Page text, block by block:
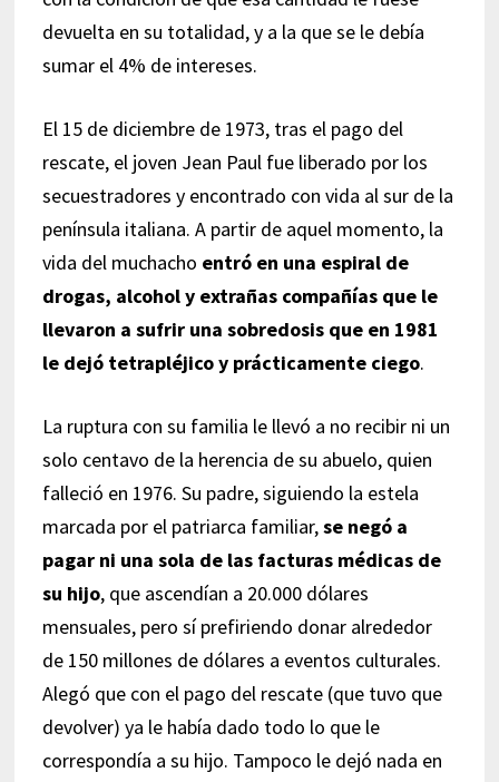
devuelta en su totalidad, y a la que se le debía
sumar el 4% de intereses.
El 15 de diciembre de 1973, tras el pago del
rescate, el joven Jean Paul fue liberado por los
secuestradores y encontrado con vida al sur de la
península italiana. A partir de aquel momento, la
vida del muchacho entró en una espiral de
drogas, alcohol y extrañas compañías que le
llevaron a sufrir una sobredosis que en 1981
le dejó tetrapléjico y prácticamente ciego.
La ruptura con su familia le llevó a no recibir ni un
solo centavo de la herencia de su abuelo, quien
falleció en 1976. Su padre, siguiendo la estela
marcada por el patriarca familiar,se negó a
pagar ni una sola de las facturas médicas de
su hijo, que ascendían a 20.000 dólares
mensuales, pero sí prefiriendo donar alrededor
de 150 millones de dólares a eventos culturales.
Alegó que con el pago del rescate (que tuvo que
devolver) ya le había dado todo lo que le
correspondía a su hijo. Tampoco le dejó nada en